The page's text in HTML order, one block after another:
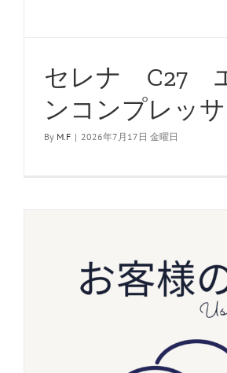
セレナ C27
ンコンプレッ
By M.F | 2026年7月17日 金曜日